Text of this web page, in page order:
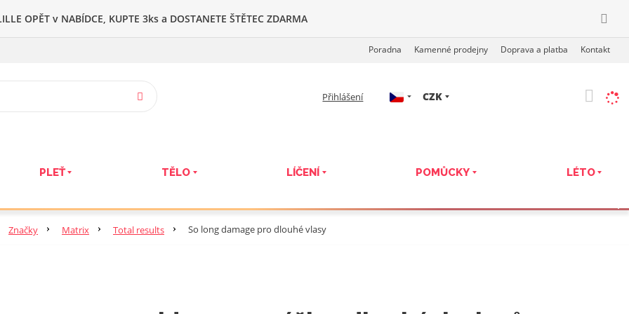
OPĚT v NABÍDCE, KUPTE 3ks a DOSTANETE ŠTĚTEC ZDARMA
Poradna Kamenné prodejny Doprava a platba Kontakt
VYHLEDAT Přihlášení
c
CZK
PLEŤ TĚLO LÍČENÍ POMŮCKY LÉTO
Značky Matrix Total results So long damage pro dlouhé vlasy